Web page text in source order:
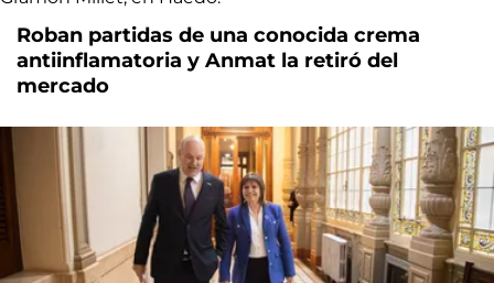
Roban partidas de una conocida crema
antiinflamatoria y Anmat la retiró del
mercado